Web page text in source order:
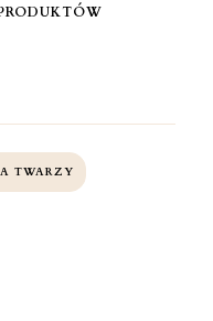
TWARZY